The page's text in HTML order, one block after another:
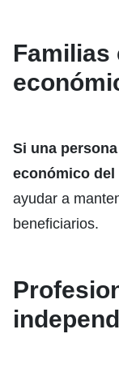
Familias
Si una
económico del
ayudar a
beneficiarios.